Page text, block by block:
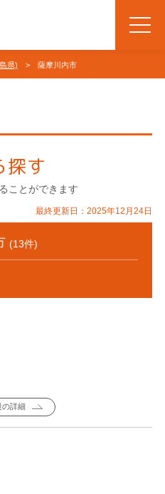
県) > 薩摩川内市
探す
ことができます
最終更新日：2025年12月24日
(13件)
の詳細